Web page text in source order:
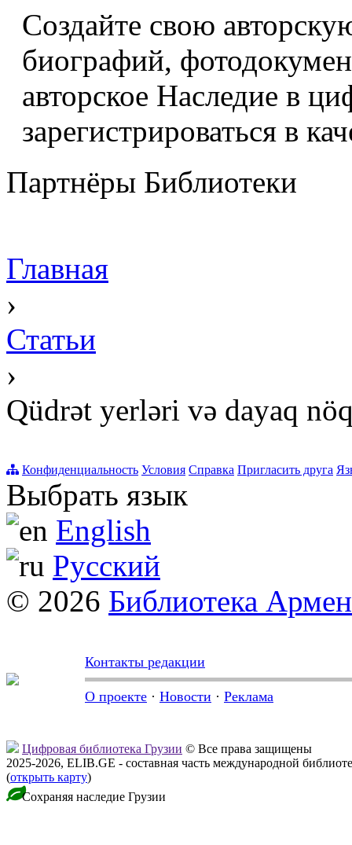
Создайте свою
биографий,
авторское Наследие в
зарегистрироваться в
Партнёры Библиотеки
Главная
›
Статьи
›
Qüdrət yerləri və dayaq
Конфиденциальность Условия Справка Пригласить друга
Выбрать язык
English
Русский
© 2026 Библиотека
Контакты редакции
О проекте · Новости · Реклама
Цифровая библиотека Грузии © Все права защищены
2025-2026, ELIB.GE - составная часть международной
(открыть карту)
Сохраняя наследие Грузии